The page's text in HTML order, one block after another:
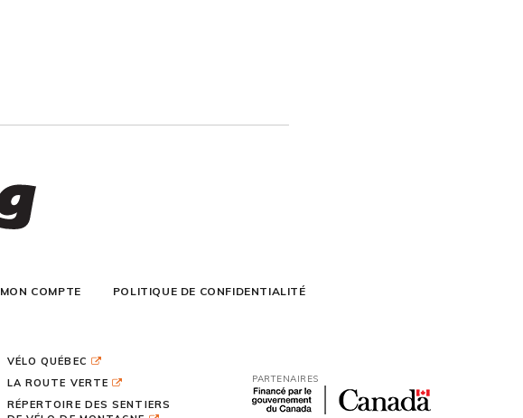
MON COMPTE POLITIQUE DE CONFIDENTIALITÉ
VÉLO QUÉBEC
LA ROUTE VERTE
RÉPERTOIRE DES SENTIERS
PARTENAIRES